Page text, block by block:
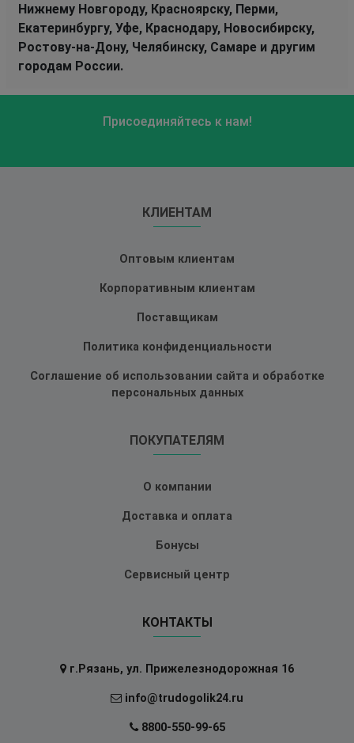
Нижнему Новгороду, Красноярску, Перми,
Екатеринбургу, Уфе, Краснодару, Новосибирску,
Ростову-на-Дону, Челябинску, Самаре и другим
городам России.
Присоединяйтесь к нам!
КЛИЕНТАМ
Оптовым клиентам
Корпоративным клиентам
Поставщикам
Политика конфиденциальности
Соглашение об использовании сайта и обработке
персональных данных
ПОКУПАТЕЛЯМ
О компании
Доставка и оплата
Бонусы
Сервисный центр
КОНТАКТЫ
г.Рязань, ул. Прижелезнодорожная 16
info@trudogolik24.ru
8800-550-99-65